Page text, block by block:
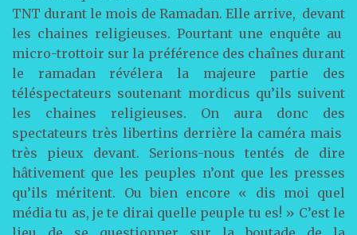
TNT durant le mois de Ramadan. Elle arrive, devant
les chaines religieuses. Pourtant une enquête au
micro-trottoir sur la préférence des chaînes durant
le ramadan révélera la majeure partie des
téléspectateurs soutenant mordicus qu’ils suivent
les chaines religieuses. On aura donc des
spectateurs très libertins derrière la caméra mais
très pieux devant. Serions-nous tentés de dire
hâtivement que les peuples n’ont que les presses
qu’ils méritent. Ou bien encore « dis moi quel
média tu as, je te dirai quelle peuple tu es! » C’est le